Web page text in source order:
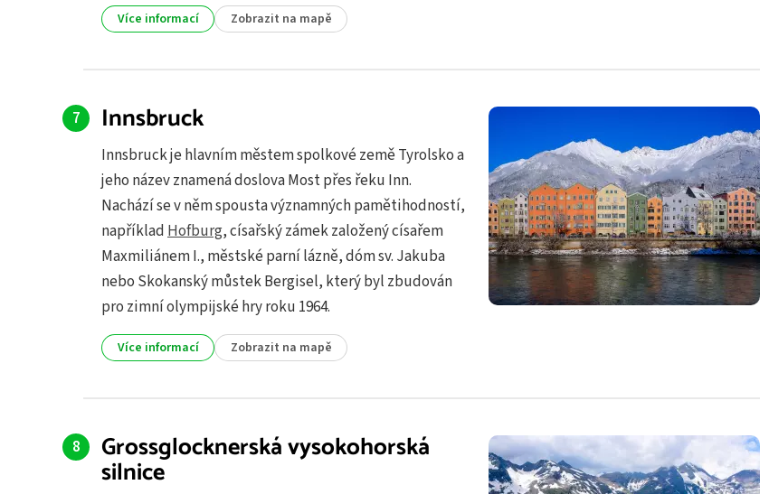
Více informací Zobrazit na mapě
Innsbruck
Innsbruck je hlavním městem spolkové země Tyrolsko a
jeho název znamená doslova Most přes řeku Inn.
Nachází se v něm spousta významných pamětihodností,
například Hofburg, císařský zámek založený císařem
Maxmiliánem I., městské parní lázně, dóm sv. Jakuba
nebo Skokanský můstek Bergisel, který byl zbudován
pro zimní olympijské hry roku 1964.
Více informací Zobrazit na mapě
Grossglocknerská vysokohorská
silnice